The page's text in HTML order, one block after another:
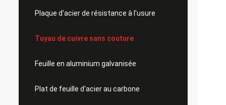
Plaque d'acier de résistance à l'usure
Tuyau de cuivre sans couture
Feuille en aluminium galvanisée
Plat de feuille d'acier au carbone